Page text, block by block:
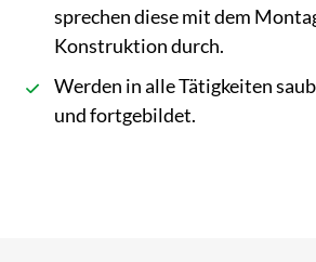
sprechen diese mit dem
Konstruktion durch.
Werden in alle Tätigkeiten
und fortgebildet.